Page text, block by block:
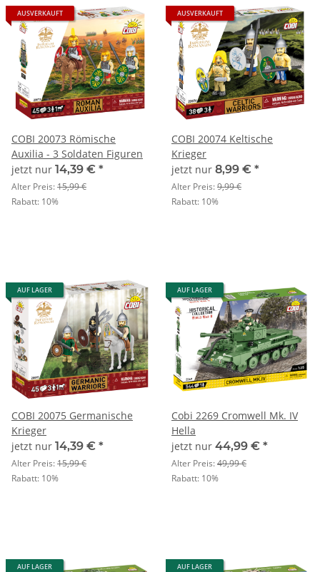
AUSVERKAUFT
COBI 20073 Römische
Auxilia - 3 Soldaten Figuren
jetzt nur 14,39 € *
Alter Preis:15,99 €
Rabatt: 10%
AUSVERKAUFT
COBI 20074 Keltische
Krieger
jetzt nur 8,99 € *
Alter Preis:9,99 €
Rabatt: 10%
AUF LAGER
COBI 20075 Germanische
Krieger
jetzt nur 14,39 € *
Alter Preis:15,99 €
Rabatt: 10%
AUF LAGER
Cobi 2269 Cromwell Mk. IV
Hella
jetzt nur 44,99 € *
Alter Preis:49,99 €
Rabatt: 10%
AUF LAGER AUF LAGER